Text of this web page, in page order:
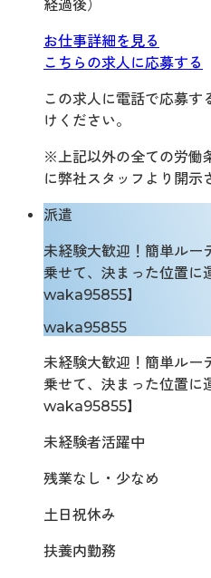
経過後）
お仕事詳細を見る
こちらの求人に応募する
この求人に電話で応募す
けください。
※上記以外の全ての労働
に弊社スタッフより開示
派遣
未経験大歓迎！簡単ル
乗せて、決まった位置に
waka95855】
waka95855
未経験大歓迎！簡単ル
乗せて、決まった位置に
waka95855】
未経験者活躍中
残業なし・少なめ
土日祝休み
扶養内勤務